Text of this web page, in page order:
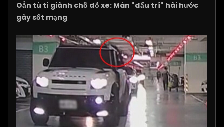
Oẳn tù tì giành chỗ đỗ xe: Màn "đấu trí" hài hước
gây sốt mạng